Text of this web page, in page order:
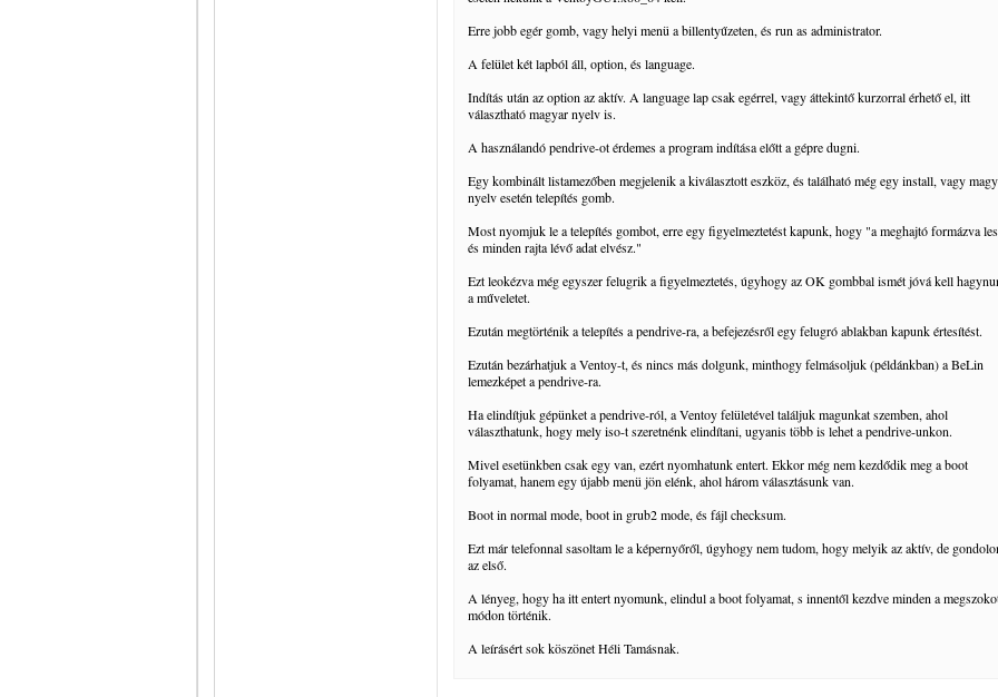
Erre jobb egér gomb, vagy helyi menü a billentyűzeten, és run as administrator.
A felület két lapból áll, option, és language.
Indítás után az option az aktív. A language lap csak egérrel, vagy áttekintő kurzorral érhető el, itt
választható magyar nyelv is.
A használandó pendrive-ot érdemes a program indítása előtt a gépre dugni.
Egy kombinált listamezőben megjelenik a kiválasztott eszköz, és található még egy install, vagy
nyelv esetén telepítés gomb.
Most nyomjuk le a telepítés gombot, erre egy figyelmeztetést kapunk, hogy "a meghajtó formázva
és minden rajta lévő adat elvész."
Ezt leokézva még egyszer felugrik a figyelmeztetés, úgyhogy az OK gombbal ismét jóvá kell
a műveletet.
Ezután megtörténik a telepítés a pendrive-ra, a befejezésről egy felugró ablakban kapunk értesítést.
Ezután bezárhatjuk a Ventoy-t, és nincs más dolgunk, minthogy felmásoljuk (példánkban) a BeLin
lemezképet a pendrive-ra.
Ha elindítjuk gépünket a pendrive-ról, a Ventoy felületével találjuk magunkat szemben, ahol
választhatunk, hogy mely iso-t szeretnénk elindítani, ugyanis több is lehet a pendrive-unkon.
Mivel esetünkben csak egy van, ezért nyomhatunk entert. Ekkor még nem kezdődik meg a boot
folyamat, hanem egy újabb menü jön elénk, ahol három választásunk van.
Boot in normal mode, boot in grub2 mode, és fájl checksum.
Ezt már telefonnal sasoltam le a képernyőről, úgyhogy nem tudom, hogy melyik az aktív, de
az első.
A lényeg, hogy ha itt entert nyomunk, elindul a boot folyamat, s innentől kezdve minden a
módon történik.
A leírásért sok köszönet Héli Tamásnak.